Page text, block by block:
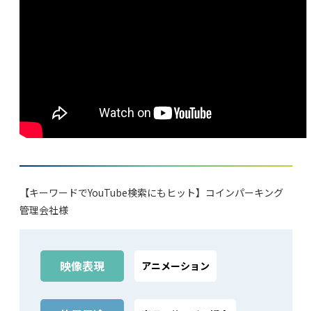
【キーワードでYouTube検索にもヒット】コインパーキング
管理会社様
映像表現 アニメーション